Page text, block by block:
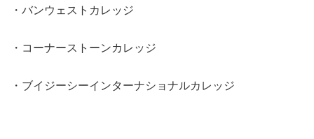
・バンウェストカレッジ
・コーナーストーンカレッジ
・ブイジーシーインターナショナルカレッジ